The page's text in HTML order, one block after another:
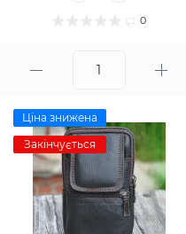
0
Ціна знижена
Закінчується